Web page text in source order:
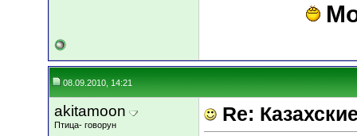
08.09.2010, 14:21
akitamoon
Птица- говорун Re: